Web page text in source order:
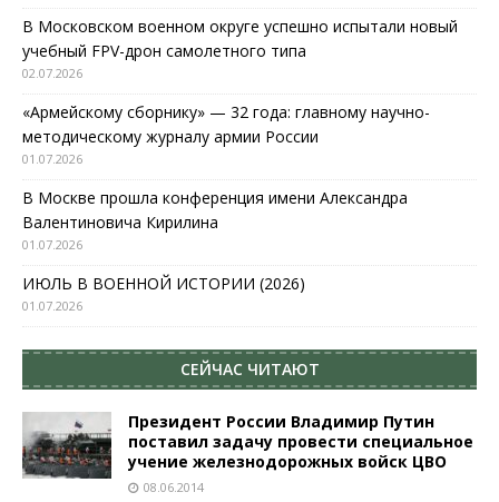
В Московском военном округе успешно испытали новый
учебный FPV-дрон самолетного типа
02.07.2026
«Армейскому сборнику» — 32 года: главному научно-
методическому журналу армии России
01.07.2026
В Москве прошла конференция имени Александра
Валентиновича Кирилина
01.07.2026
ИЮЛЬ В ВОЕННОЙ ИСТОРИИ (2026)
01.07.2026
СЕЙЧАС ЧИТАЮТ
Президент России Владимир Путин
поставил задачу провести специальное
учение железнодорожных войск ЦВО
08.06.2014